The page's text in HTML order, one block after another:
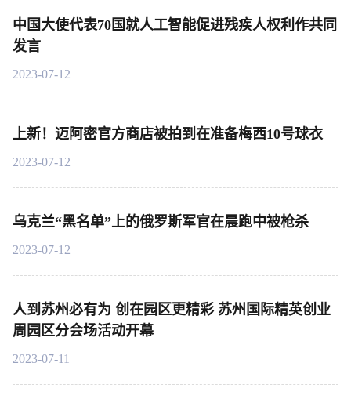
中国大使代表70国就人工智能促进残疾人权利作共同
发言
2023-07-12
上新！迈阿密官方商店被拍到在准备梅西10号球衣
2023-07-12
乌克兰“黑名单”上的俄罗斯军官在晨跑中被枪杀
2023-07-12
人到苏州必有为 创在园区更精彩 苏州国际精英创业
周园区分会场活动开幕
2023-07-11